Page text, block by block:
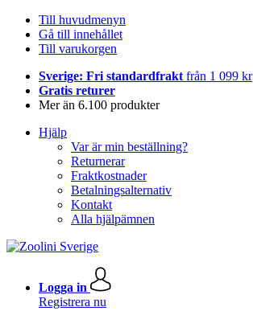
Till huvudmenyn
Gå till innehållet
Till varukorgen
Sverige: Fri standardfrakt från 1 099 kr
Gratis returer
Mer än 6.100 produkter
Hjälp
Var är min beställning?
Returnerar
Fraktkostnader
Betalningsalternativ
Kontakt
Alla hjälpämnen
Logga in
Registrera nu